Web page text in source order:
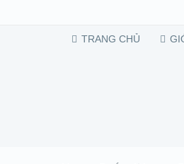
TRANG CHỦ